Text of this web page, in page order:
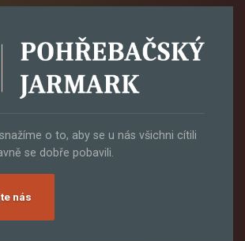
o to, aby se u nás všichni cítili
se dobře pobavili.
nás